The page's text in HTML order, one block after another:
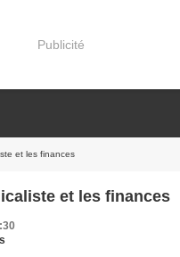
Publicité
et les finances
et les finances